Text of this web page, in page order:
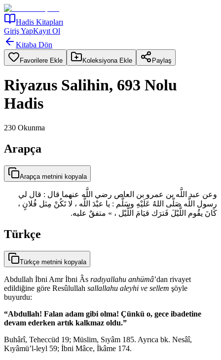
Hadis Kitapları
Giriş YapKayıt Ol
Kitaba Dön
Favorilere Ekle Koleksiyona Ekle Paylaş
Riyazus Salihin, 693 Nolu
Hadis
230 Okunma
Arapça
Arapça metnini kopyala
وعن عبد اللَّه بن عمرو بن العاص رضي اللَّه عنهما قال : قال لي
رسول اللَّه صَلّى اللهُ عَلَيْهِ وسَلَّم : يا عبْدَ اللَّه ، لا تَكُنْ مِثل فُلانٍ ،
كَانَ يقُوم اللَّيْلَ فَترَك قيَامَ اللَّيْل ، » متفقٌ عليه.
Türkçe
Türkçe metnini kopyala
Abdullah İbni Amr İbni Âs radıyallahu anhümâ’dan rivayet
edildiğine göre Resûlullah sallallahu aleyhi ve sellem şöyle
buyurdu:
“Abdullah! Falan adam gibi olma! Çünkü o, gece ibadetine
devam ederken artık kalkmaz oldu.”
Buhârî, Teheccüd 19; Müslim, Sıyâm 185. Ayrıca bk. Nesâî,
Kıyâmü’l-leyl 59; İbni Mâce, İkâme 174.